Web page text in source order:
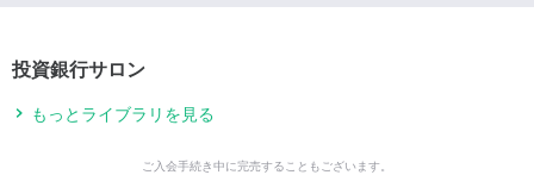
投資銀行サロン
もっとライブラリを見る
ご入会手続き中に完売することもございます。